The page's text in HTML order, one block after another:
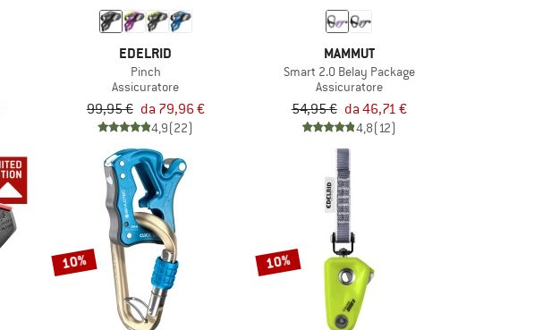
EDELRID
Pinch
Assicuratore
99,95 € da 79,96 €
4,9(22)
MAMMUT
Smart 2.0 Belay Package
Assicuratore
54,95 € da 46,71 €
4,8(12)
10% 10%